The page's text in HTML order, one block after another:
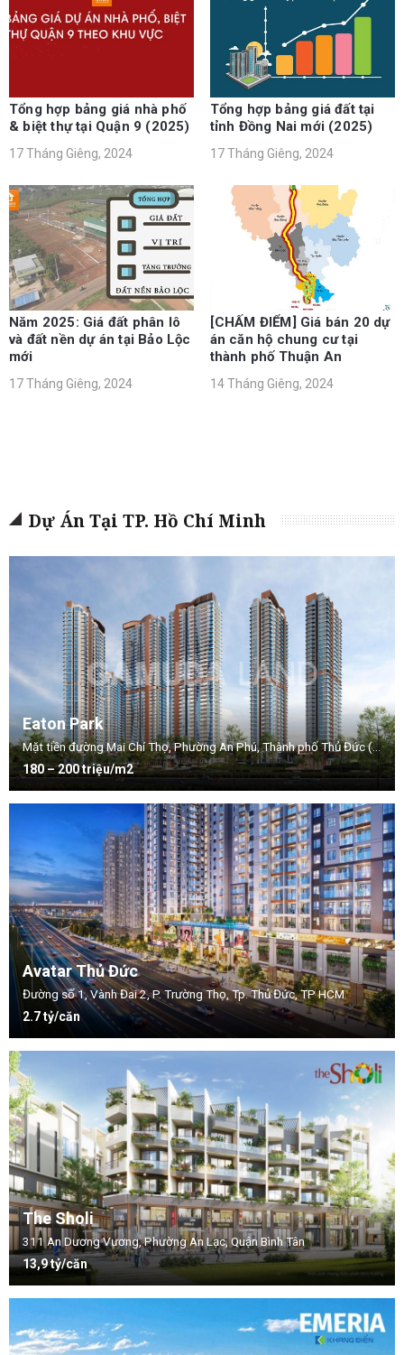
Tổng hợp bảng giá nhà phố
& biệt thự tại Quận 9 (2025)
17 Tháng Giêng, 2024
Tổng hợp bảng giá đất tại
tỉnh Đồng Nai mới (2025)
17 Tháng Giêng, 2024
Năm 2025: Giá đất phân lô
và đất nền dự án tại Bảo Lộc
mới
17 Tháng Giêng, 2024
[CHẤM ĐIỂM] Giá bán 20 dự
án căn hộ chung cư tại
thành phố Thuận An
14 Tháng Giêng, 2024
Dự Án Tại TP. Hồ Chí Minh
Eaton Park
Mặt tiền đường Mai Chí Thọ, Phường An Phú, Thành phố Thủ Đức (Quận 2 cũ), TP.HCM
180 – 200 triệu/m2
Avatar Thủ Đức
Đường số 1, Vành Đai 2, P. Trường Thọ, Tp. Thủ Đức, TP HCM
2.7 tỷ/căn
The Sholi
311 An Dương Vương, Phường An Lạc, Quận Bình Tân
13,9 tỷ/căn